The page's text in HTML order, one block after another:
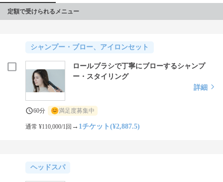
定額で受けられるメニュー
シャンプー・ブロー、アイロンセット
ロールブラシで丁寧にブローするシャンプ
ー・スタイリング
詳細
60分 満足度募集中
通常 ¥110,000/1回 → 1チケット(¥2,887.5)
ヘッドスパ